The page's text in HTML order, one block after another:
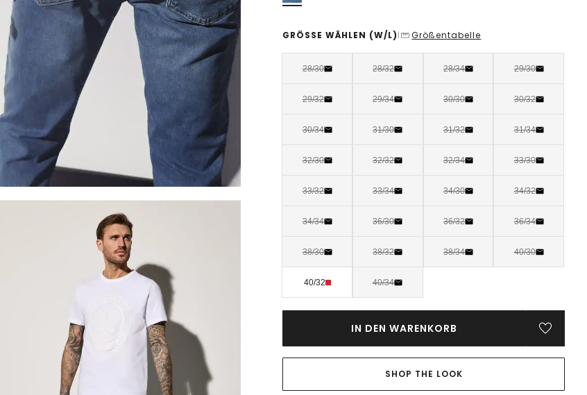
GRÖSSE WÄHLEN (W/L) | Größentabelle
28/30 28/32 28/34 29/30
29/32 29/34 30/30 30/32
30/34 31/30 31/32 31/34
32/30 32/32 32/34 33/30
33/32 33/34 34/30 34/32
34/34 36/30 36/32 36/34
38/30 38/32 38/34 40/30
40/32 40/34
IN DEN WARENKORB
SHOP THE LOOK